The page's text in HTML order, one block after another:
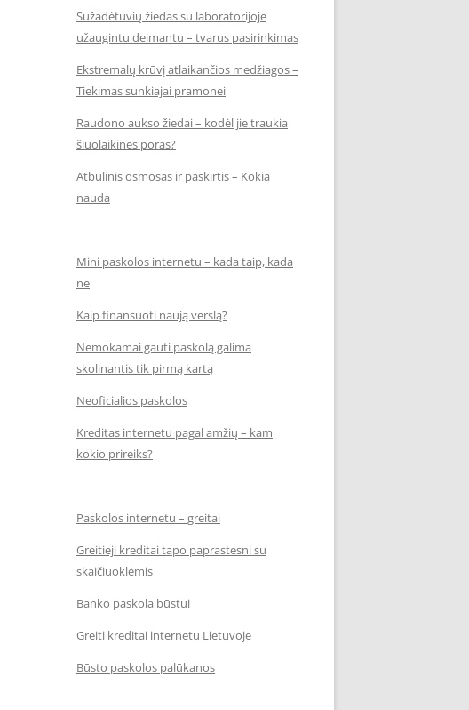
Sužadėtuvių žiedas su laboratorijoje
užaugintu deimantu – tvarus pasirinkimas
Ekstremalų krūvį atlaikančios medžiagos –
Tiekimas sunkiajai pramonei
Raudono aukso žiedai – kodėl jie traukia
šiuolaikines poras?
Atbulinis osmosas ir paskirtis – Kokia
nauda
Mini paskolos internetu – kada taip, kada
ne
Kaip finansuoti naują verslą?
Nemokamai gauti paskolą galima
skolinantis tik pirmą kartą
Neoficialios paskolos
Kreditas internetu pagal amžių – kam
kokio prireiks?
Paskolos internetu – greitai
Greitieji kreditai tapo paprastesni su
skaičiuoklėmis
Banko paskola būstui
Greiti kreditai internetu Lietuvoje
Būsto paskolos palūkanos